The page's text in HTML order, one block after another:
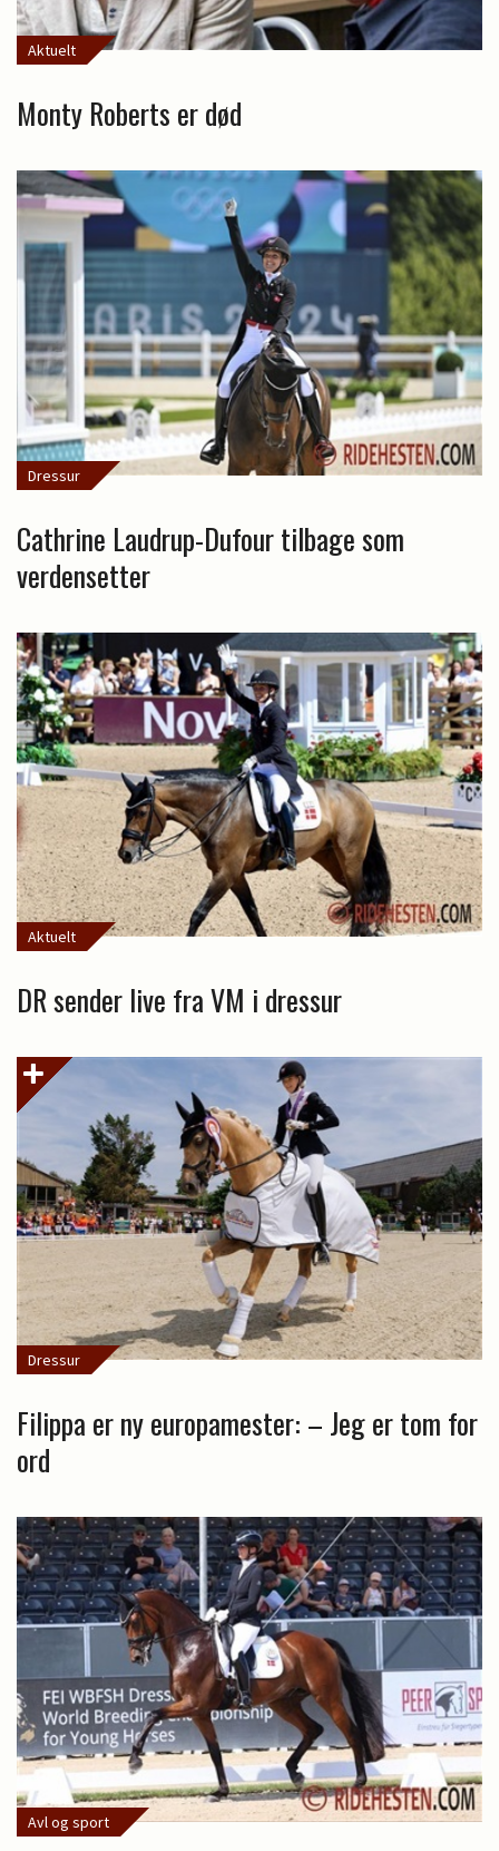
Aktuelt
Monty Roberts er død
Dressur
Cathrine Laudrup-Dufour tilbage som
verdensetter
Aktuelt
DR sender live fra VM i dressur
Dressur
Filippa er ny europamester: – Jeg er tom for
ord
Avl og sport